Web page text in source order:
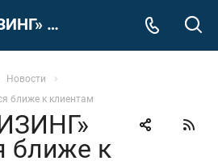
«КАМАЗ-ЛИЗИНГ» становится ближе к клиентам
Новости
ближе к клиентам
ближе к